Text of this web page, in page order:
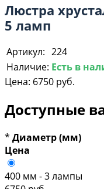
Люстра
5 ламп
Артикул: 224
Наличие: Есть в
Цена: 6750 руб.
Доступные
* Диаметр (мм)
Цена
400 мм - 3 лампы